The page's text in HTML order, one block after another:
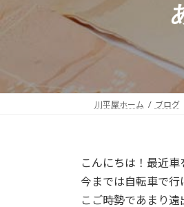
川平屋ホーム ブログ
こんにちは！最近車
今までは自転車で行
こご時勢であまり